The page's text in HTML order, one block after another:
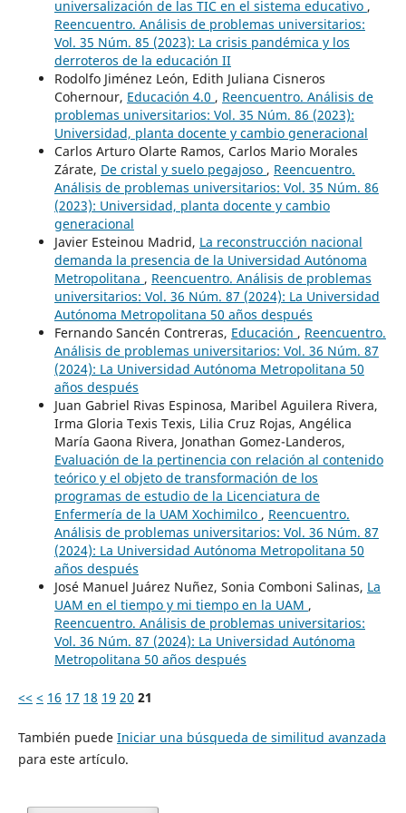
universalización de las TIC en el sistema educativo ,
Reencuentro. Análisis de problemas universitarios:
Vol. 35 Núm. 85 (2023): La crisis pandémica y los
derroteros de la educación II
Rodolfo Jiménez León, Edith Juliana Cisneros
Cohernour, Educación 4.0 , Reencuentro. Análisis de
problemas universitarios: Vol. 35 Núm. 86 (2023):
Universidad, planta docente y cambio generacional
Carlos Arturo Olarte Ramos, Carlos Mario Morales
Zárate, De cristal y suelo pegajoso , Reencuentro.
Análisis de problemas universitarios: Vol. 35 Núm. 86
(2023): Universidad, planta docente y cambio
generacional
Javier Esteinou Madrid, La reconstrucción nacional
demanda la presencia de la Universidad Autónoma
Metropolitana , Reencuentro. Análisis de problemas
universitarios: Vol. 36 Núm. 87 (2024): La Universidad
Autónoma Metropolitana 50 años después
Fernando Sancén Contreras, Educación , Reencuentro.
Análisis de problemas universitarios: Vol. 36 Núm. 87
(2024): La Universidad Autónoma Metropolitana 50
años después
Juan Gabriel Rivas Espinosa, Maribel Aguilera Rivera,
Irma Gloria Texis Texis, Lilia Cruz Rojas, Angélica
María Gaona Rivera, Jonathan Gomez-Landeros,
Evaluación de la pertinencia con relación al contenido
teórico y el objeto de transformación de los
programas de estudio de la Licenciatura de
Enfermería de la UAM Xochimilco , Reencuentro.
Análisis de problemas universitarios: Vol. 36 Núm. 87
(2024): La Universidad Autónoma Metropolitana 50
años después
José Manuel Juárez Nuñez, Sonia Comboni Salinas, La
UAM en el tiempo y mi tiempo en la UAM ,
Reencuentro. Análisis de problemas universitarios:
Vol. 36 Núm. 87 (2024): La Universidad Autónoma
Metropolitana 50 años después
<< < 16 17 18 19 20 21
También puede Iniciar una búsqueda de similitud avanzada
para este artículo.